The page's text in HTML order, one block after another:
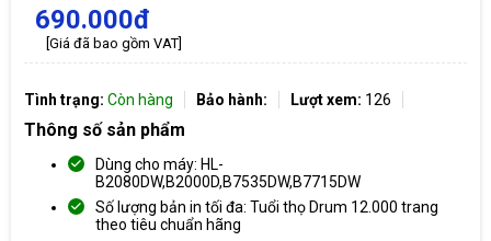
690.000đ
[Giá đã bao gồm VAT]
Tình trạng: Còn hàng Bảo hành: Lượt xem: 126
Thông số sản phẩm
Dùng cho máy: HL-
B2080DW,B2000D,B7535DW,B7715DW
Số lượng bản in tối đa: Tuổi thọ Drum 12.000 trang
theo tiêu chuẩn hãng